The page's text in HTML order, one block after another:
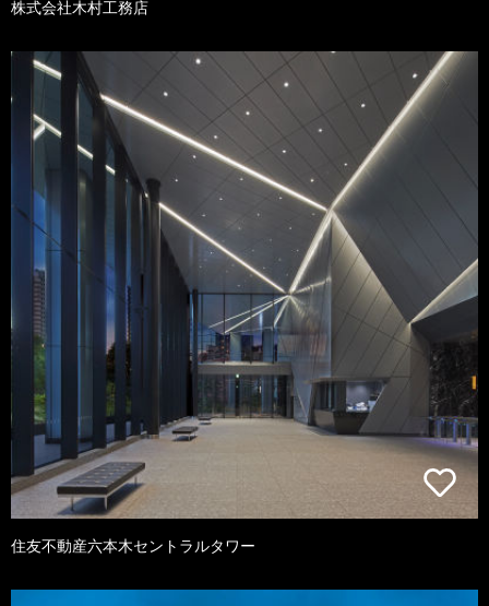
株式会社木村工務店
住友不動産六本木セントラルタワー